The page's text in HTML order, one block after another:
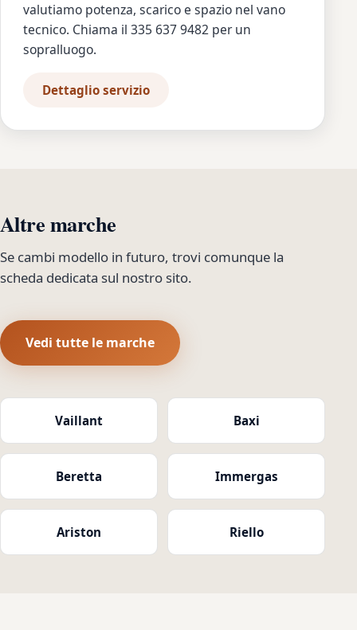
valutiamo potenza, scarico e spazio nel vano
tecnico. Chiama il 335 637 9482 per un
sopralluogo.
Dettaglio servizio
Altre marche
Se cambi modello in futuro, trovi comunque la
scheda dedicata sul nostro sito.
Vedi tutte le marche
Vaillant Baxi
Beretta Immergas
Ariston Riello